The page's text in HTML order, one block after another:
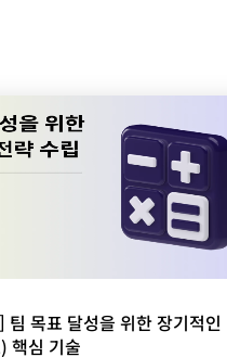
팀 목표 달성을 위한 장기적인
핵심 기술